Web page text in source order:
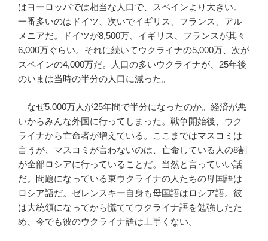
はヨーロッパでは相当な人口で、スペインより大きい。
一番多いのはドイツ、次いでイギリス、フランス、アル
メニアだ。ドイツが8,500万、イギリス、フランスが其々
6,000万ぐらい。それに続いてウクライナの5,000万、次が
スペインの4,000万だ。人口の多いウクライナが、25年後
のいまは当時の半分の人口に減った。
なぜ5,000万人が25年間で半分になったのか。経済が悪
いからみんな外国に行ってしまった。戦争開始後、ウク
ライナから亡命者が増えている。ここまではマスコミは
言うが、マスコミが言わないのは、亡命している人の8割
が全部ロシアに行っていることだ。当然と言っていい話
だ。問題になっている東ウクライナの人たちの母国語は
ロシア語だ。ゼレンスキー自身も母国語はロシア語。彼
は大統領になってから慌ててウクライナ語を勉強したた
め、今でも彼のウクライナ語は上手くない。